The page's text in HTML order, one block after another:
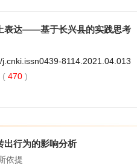
表达——基于长兴县的实践思考
j.cnki.issn0439-8114.2021.04.013
( 470 )
出行为的影响分析
依提